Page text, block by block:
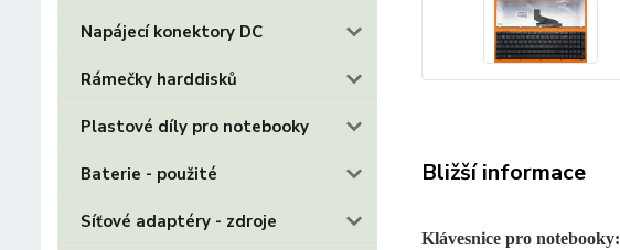
Napájecí konektory DC
Rámečky harddisků
Plastové díly pro notebooky
Baterie - použité
Síťové adaptéry - zdroje
Bližší informace
Klávesnice pro notebooky: